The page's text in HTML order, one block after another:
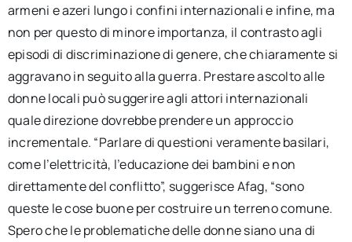
armeni e azeri lungo i confini internazionali e infine, ma
non per questo di minore importanza, il contrasto agli
episodi di discriminazione di genere, che chiaramente si
aggravano in seguito alla guerra. Prestare ascolto alle
donne locali può suggerire agli attori internazionali
quale direzione dovrebbe prendere un approccio
incrementale. “Parlare di questioni veramente basilari,
come l’elettricità, l’educazione dei bambini e non
direttamente del conflitto”, suggerisce Afag, “sono
queste le cose buone per costruire un terreno comune.
Spero che le problematiche delle donne siano una di